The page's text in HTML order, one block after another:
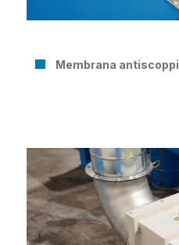
Membrana